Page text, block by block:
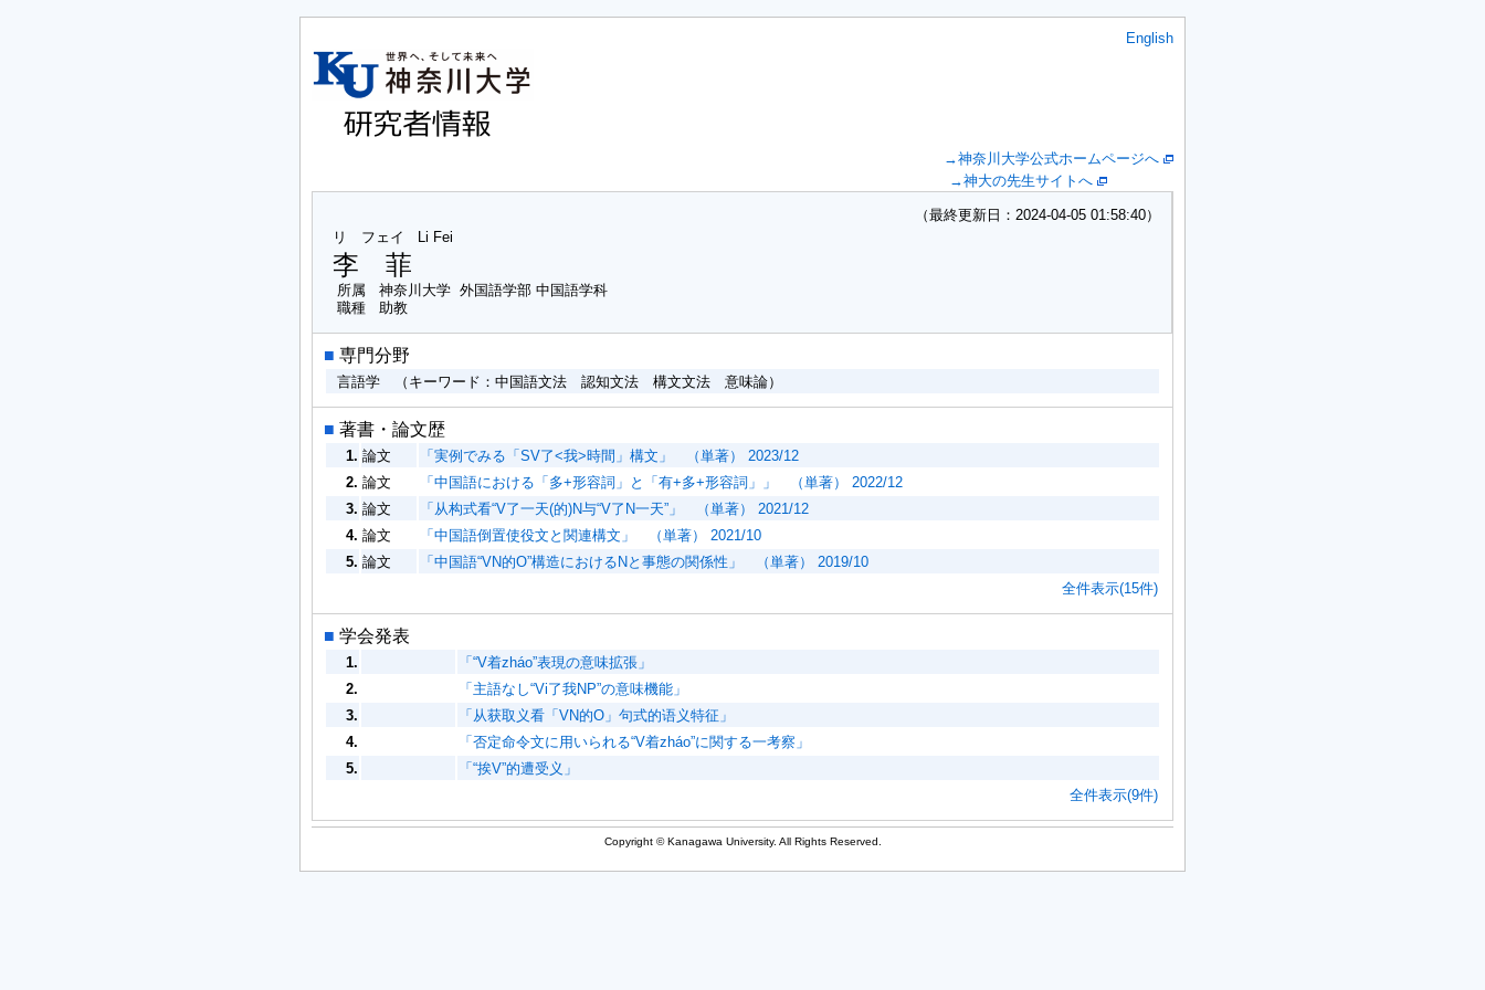
English
→神奈川大学公式ホームページへ
→神大の先生サイトへ
（最終更新日：2024-04-05 01:58:40）
リ フェイ
Li Fei
李 菲
所属
神奈川大学 外国語学部 中国語学科
職種
助教
■ 専門分野
言語学 （キーワード：中国語文法 認知文法 構文文法 意味論）
■ 著書・論文歴
1. 論文
「実例でみる「SV了<我>時間」構文」 （単著） 2023/12
2. 論文
「中国語における「多+形容詞」と「有+多+形容詞」」 （単著） 2022/12
3. 論文
「从构式看“V了一天(的)N与“V了N一天”」 （単著） 2021/12
4. 論文
「中国語倒置使役文と関連構文」 （単著） 2021/10
5. 論文
「中国語“VN的O”構造におけるNと事態の関係性」 （単著） 2019/10
全件表示(15件)
■ 学会発表
1.
「“V着zháo”表現の意味拡張」
2.
「主語なし“Vi了我NP”の意味機能」
3.
「从获取义看「VN的O」句式的语义特征」
4.
「否定命令文に用いられる“V着zháo”に関する一考察」
5.
「“挨V”的遭受义」
全件表示(9件)
Copyright © Kanagawa University. All Rights Reserved.